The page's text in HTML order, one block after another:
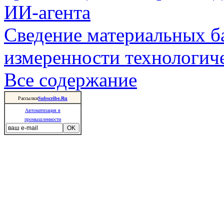
ИИ-агента
Сведение материальных
измеренности
Все содержание
РассылкиSubscribe.Ru
Автоматизация в
промышленности